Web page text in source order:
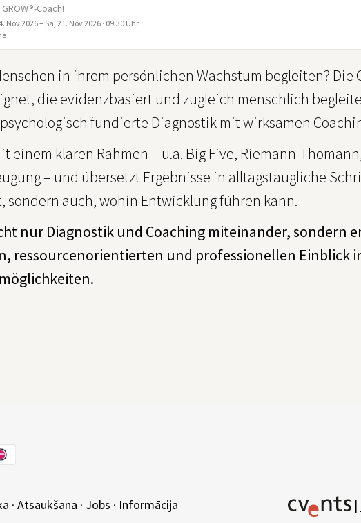
Coach!
Nov 2026 – Sa, 21. Nov 2026 · 09:30 Uhr
in ihrem persönlichen Wachstum begleiten? Die
die evidenzbasiert und zugleich menschlich
fundierte Diagnostik mit wirksamen
einem klaren Rahmen – u.a. Big Five, Riemann-
– und übersetzt Ergebnisse in alltagstaugliche
sondern auch, wohin Entwicklung führen kann.
nur Diagnostik und Coaching miteinander, sondern
ressourcenorientierten und professionellen Einblick
· Atsaukšana · Jobs · Informācija
|